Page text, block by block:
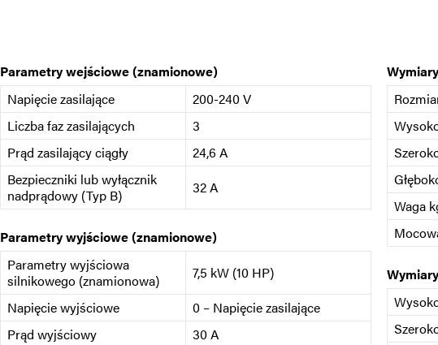
Parametry wejściowe (znamionowe)
Napięcie zasilające
200-240 V
Liczba faz zasilających
3
Prąd zasilający ciągły
24,6 A
Bezpieczniki lub wyłącznik
nadprądowy (Typ B)
32 A
Parametry wyjściowe (znamionowe)
Parametry wyjściowa
silnikowego (znamionowa)
7,5 kW (10 HP)
Napięcie wyjściowe
0 – Napięcie zasilające
Prąd wyjściowy
30 A
Waga